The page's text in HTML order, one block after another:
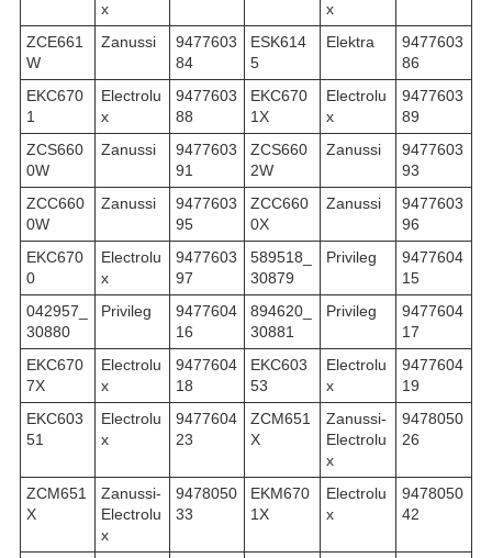
x
x
ZCE661
W
Zanussi
9477603
84
ESK614
5
Elektra
9477603
86
EKC670
1
Electrolu
x
9477603
88
EKC670
1X
Electrolu
x
9477603
89
ZCS660
0W
Zanussi
9477603
91
ZCS660
2W
Zanussi
9477603
93
ZCC660
0W
Zanussi
9477603
95
ZCC660
0X
Zanussi
9477603
96
EKC670
0
Electrolu
x
9477603
97
589518_
30879
Privileg
9477604
15
042957_
30880
Privileg
9477604
16
894620_
30881
Privileg
9477604
17
EKC670
7X
Electrolu
x
9477604
18
EKC603
53
Electrolu
x
9477604
19
EKC603
51
Electrolu
x
9477604
23
ZCM651
X
Zanussi-
Electrolu
x
9478050
26
ZCM651
X
Zanussi-
Electrolu
x
9478050
33
EKM670
1X
Electrolu
x
9478050
42